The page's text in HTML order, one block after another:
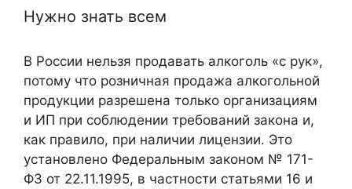
Нужно знать всем
В России нельзя продавать алкоголь «с рук»,
потому что розничная продажа алкогольной
продукции разрешена только организациям
и ИП при соблюдении требований закона и,
как правило, при наличии лицензии. Это
установлено Федеральным законом № 171-
ФЗ от 22.11.1995, в частности статьями 16 и